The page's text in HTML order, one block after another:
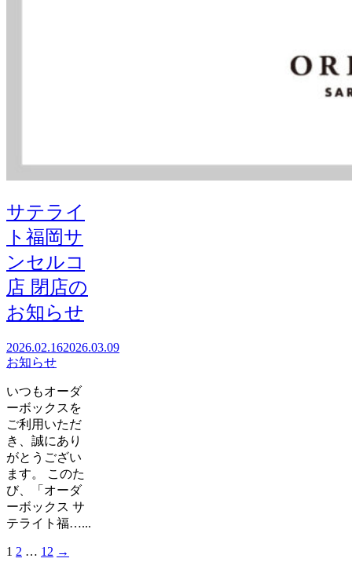
サテライ
ト福岡サ
ンセルコ
店 閉店の
お知らせ
2026.02.162026.03.09
お知らせ
いつもオーダ
ーボックスを
ご利用いただ
き、誠にあり
がとうござい
ます。 このた
び、「オーダ
ーボックス サ
テライト福…...
1 2 … 12 →